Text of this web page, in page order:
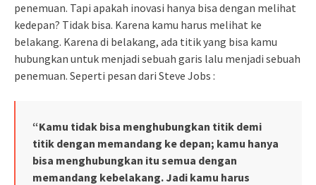
penemuan. Tapi apakah inovasi hanya bisa dengan melihat
kedepan? Tidak bisa. Karena kamu harus melihat ke
belakang. Karena di belakang, ada titik yang bisa kamu
hubungkan untuk menjadi sebuah garis lalu menjadi sebuah
penemuan. Seperti pesan dari Steve Jobs :
“Kamu tidak bisa menghubungkan titik demi
titik dengan memandang ke depan; kamu hanya
bisa menghubungkan itu semua dengan
memandang kebelakang. Jadi kamu harus